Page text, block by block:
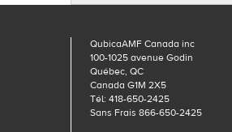
QubicaAMF Canada inc
100-1025 avenue Godin
Québec, QC
Canada G1M 2X5
Tél: 418-650-2425
Sans Frais 866-650-2425